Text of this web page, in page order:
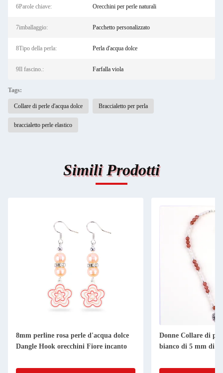
6Parole chiave: Orecchini per perle naturali
7imballaggio: Pacchetto personalizzato
8Tipo della perla: Perla d'acqua dolce
9Il fascino.: Farfalla viola
Tags:
Collare di perle d'acqua dolce Braccialetto per perla
braccialetto perle elastico
Simili Prodotti
8mm perline rosa perle d'acqua dolce
Dangle Hook orecchini Fiore incanto
Donne Collare di
bianco di 5 mm di